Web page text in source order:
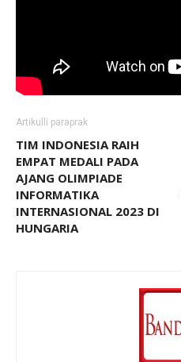
Artikulli paraprak
TIM INDONESIA RAIH
EMPAT MEDALI PADA
AJANG OLIMPIADE
INFORMATIKA
INTERNASIONAL 2023 DI
HUNGARIA